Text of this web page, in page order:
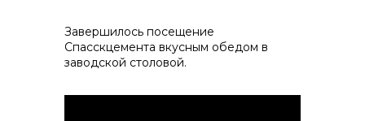
Завершилось посещение
Спасскцемента вкусным обедом в
заводской столовой.